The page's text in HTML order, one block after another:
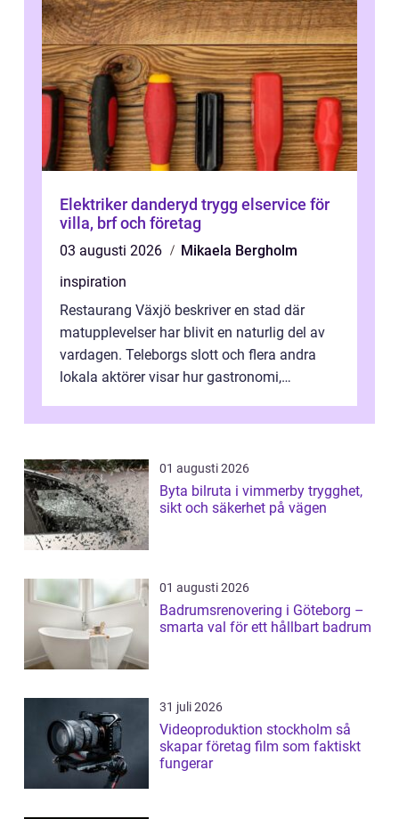
Elektriker danderyd trygg elservice för
villa, brf och företag
03 augusti 2026
Mikaela Bergholm
inspiration
Restaurang Växjö beskriver en stad där
matupplevelser har blivit en naturlig del av
vardagen. Teleborgs slott och flera andra
lokala aktörer visar hur gastronomi,
01 augusti 2026
Byta bilruta i vimmerby trygghet,
sikt och säkerhet på vägen
01 augusti 2026
Badrumsrenovering i Göteborg –
smarta val för ett hållbart badrum
31 juli 2026
Videoproduktion stockholm så
skapar företag film som faktiskt
fungerar